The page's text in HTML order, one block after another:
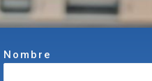
Nombre